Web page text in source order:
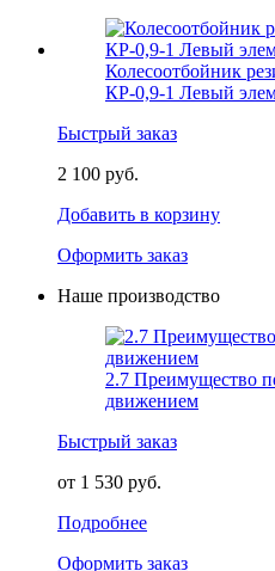
Колесоотбойник
КР-0,9-1 Левый
Быстрый заказ
2 100 руб.
Добавить в корзину
Оформить заказ
Наше производство
2.7 Преимущество
движением
Быстрый заказ
от 1 530 руб.
Подробнее
Оформить заказ